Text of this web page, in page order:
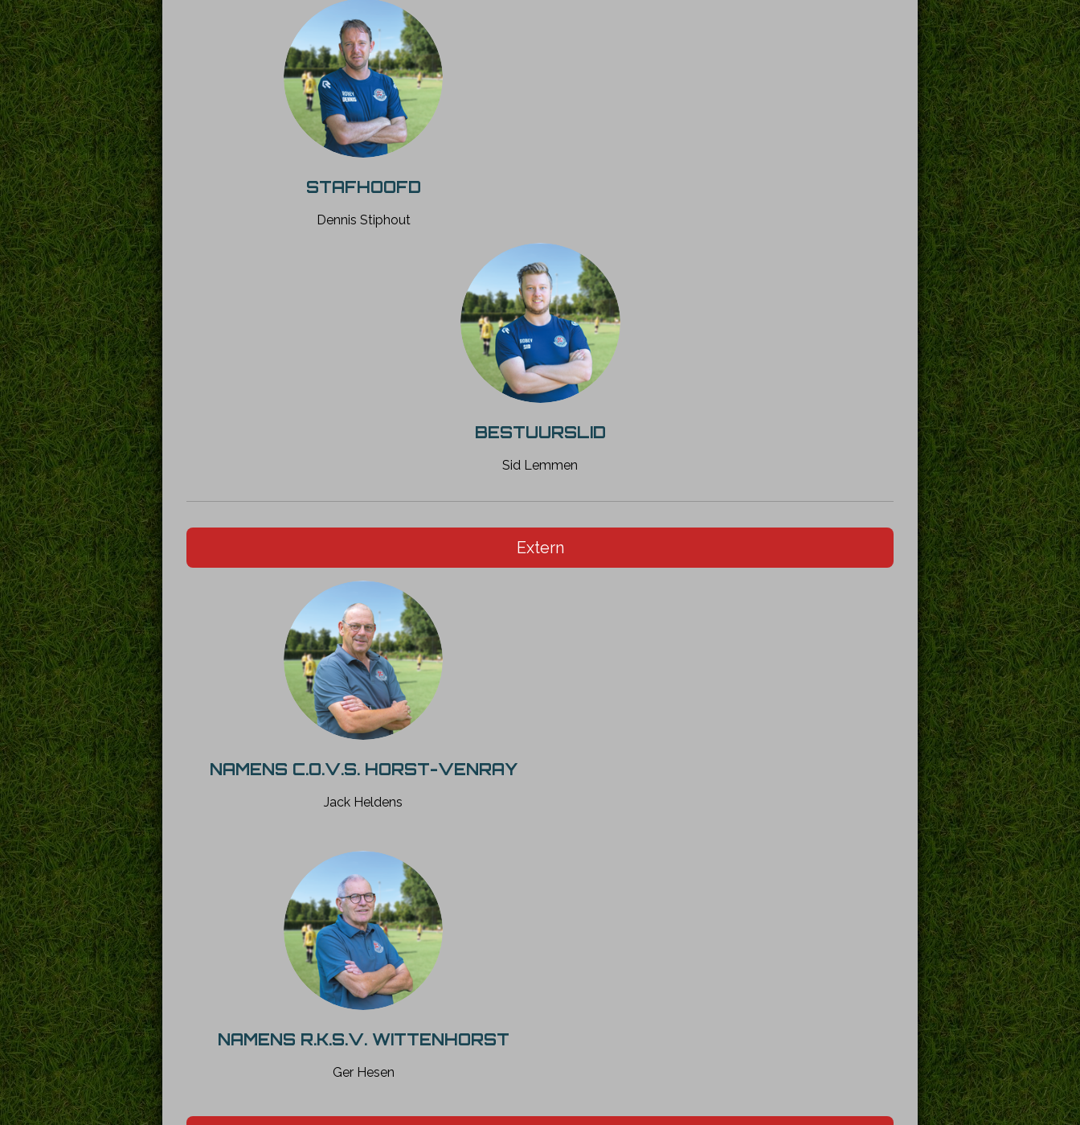
STAFHOOFD
Dennis Stiphout
BESTUURSLID
Sid Lemmen
Extern
NAMENS C.O.V.S. HORST-VENRAY
Jack Heldens
NAMENS R.K.S.V. WITTENHORST
Ger Hesen